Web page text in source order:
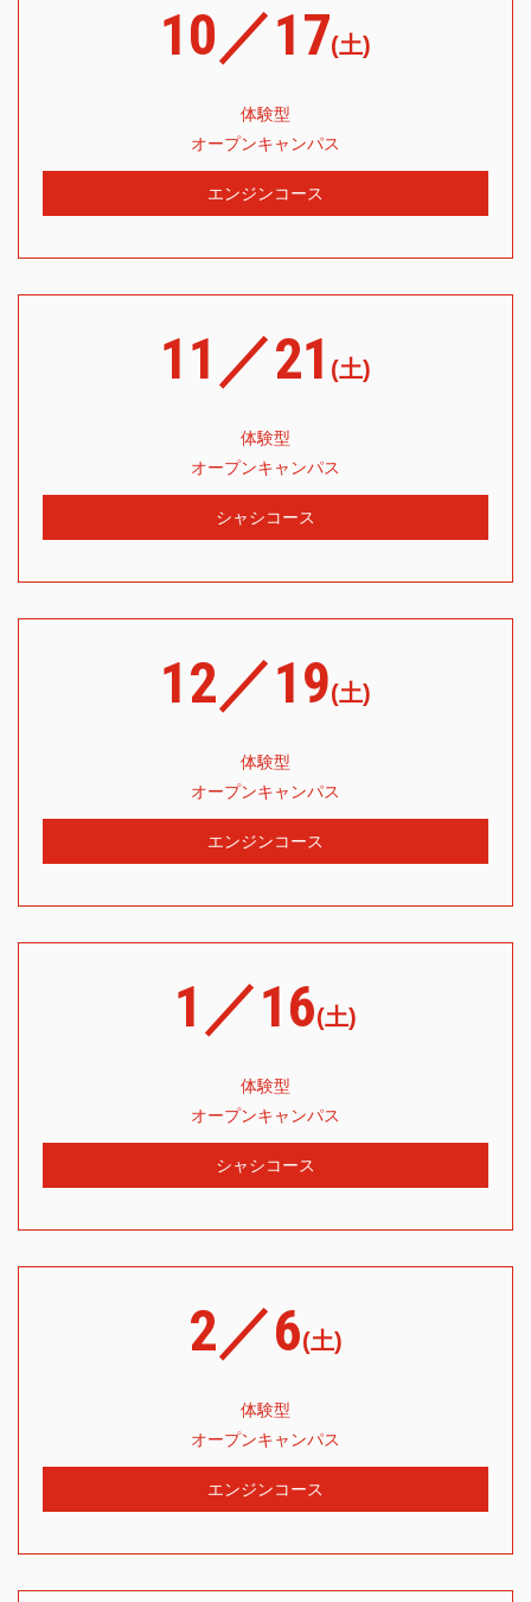
10／17(土)
体験型
オープンキャンパス
エンジンコース
11／21 (土)
体験型
オープンキャンパス
シャシコース
12／19(土)
体験型
オープンキャンパス
エンジンコース
1／16(土)
体験型
オープンキャンパス
シャシコース
2／6(土)
体験型
オープンキャンパス
エンジンコース